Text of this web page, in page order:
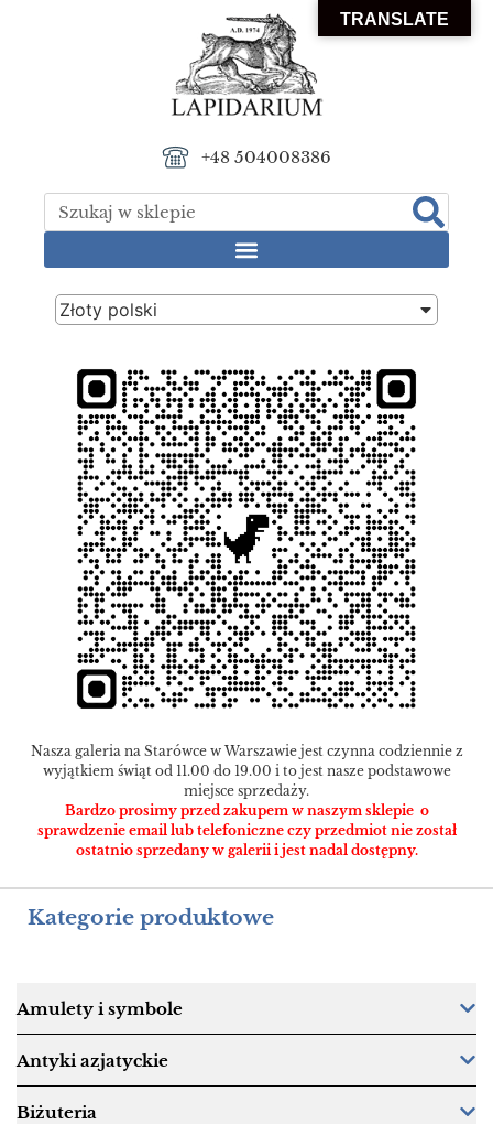
+48 504008386
Złoty polski
Nasza galeria na Starówce w Warszawie jest czynna codziennie z
wyjątkiem świąt od 11.00 do 19.00 i to jest nasze podstawowe
miejsce sprzedaży.
Bardzo prosimy przed zakupem w naszym sklepie o
sprawdzenie email lub telefoniczne czy przedmiot nie został
ostatnio sprzedany w galerii i jest nadal dostępny.
Kategorie produktowe
Amulety i symbole
Antyki azjatyckie
Biżuteria
TRANSLATE